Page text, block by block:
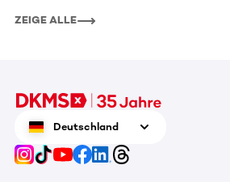
ZEIGE ALLE
Deutschland